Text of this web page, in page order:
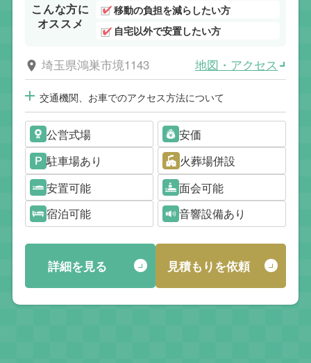
こんな方に
オススメ
移動の負担を減らしたい方
自宅以外で安置したい方
埼玉県鴻巣市境1143 地図・アクセス
交通機関、お車でのアクセス方法について
公営式場
安価
駐車場あり
火葬場併設
安置可能
面会可能
宿泊可能
音響設備あり
詳細を見る 見積もりを依頼